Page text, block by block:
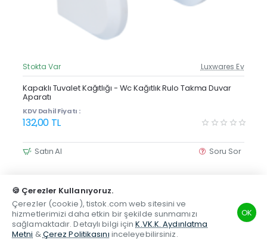
TSM Hesabım Whatsapp Telefon Beğenilen
🍪 Çerezler Kullanıyoruz.
Çerezler (cookie), tistok.com web sitesini ve
hizmetlerimizi daha etkin bir şekilde sunmamızı
sağlamaktadır. Detaylı bilgi içinK.VK.K. Aydınlatma
Metni &Çerez Politikasını inceleyebilirsiniz.
OK
Güncel Fiyat
Yeni Ürün
Stokta Var Luxwares Ev
Kapaklı Tuvalet Kağıtlığı - Wc Kağıtlık Rulo Takma Duvar
Aparatı
KDV Dahil Fiyatı :
132,00 TL
Satın Al Soru Sor
Menhol Rögar